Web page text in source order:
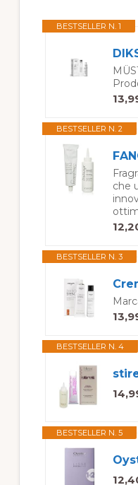
BESTSELLER N. 1
BESTSELLER N. 2
che
BESTSELLER N. 3
BESTSELLER N. 4
BESTSELLER N. 5